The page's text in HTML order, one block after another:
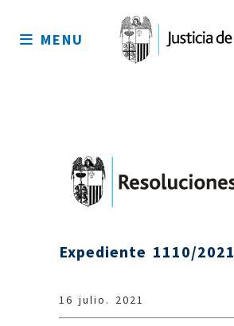
sitio
MENU
Expediente 1110/2021
16 julio. 2021